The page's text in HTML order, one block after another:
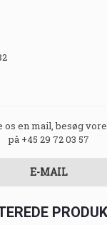
os en mail, besøg
på +45 29 72 03 57
E-MAIL